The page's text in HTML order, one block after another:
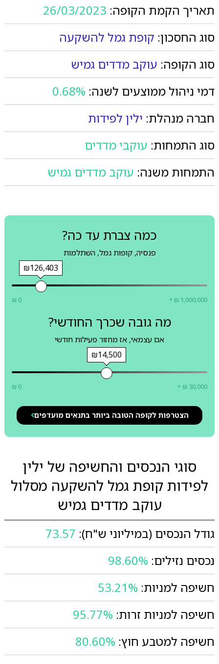
תאריך הקמת הקופה: 26/03/2023
סוג החסכון: קופת גמל להשקעה
סוג הקופה: עוקב מדדים גמיש
דמי ניהול ממוצעים לשנה: 0.68%
חברה מנהלת: ילין לפידות
סוג התמחות: עוקבי מדדים
התמחות משנה: עוקב מדדים גמיש
כמה צברת עד כה?
פנסיה, קופות גמל, השתלמות
₪126,403
₪ 0 + ₪ 1,000,000
מה גובה שכרך החודשי?
אם עצמאי, אז מחזור פעילות חודשי
₪14,500
₪ 0 + ₪ 30,000
הצטרפות לקופה הטובה ביותר בתנאים מועדפים
סוגי הנכסים והחשיפה של ילין
לפידות קופת גמל להשקעה מסלול
עוקב מדדים גמיש
גודל הנכסים (במיליוני ש"ח): 73.57
נכסים נזילים: 98.60%
חשיפה למניות: 53.21%
חשיפה למניות זרות: 95.77%
חשיפה למטבע חוץ: 80.60%